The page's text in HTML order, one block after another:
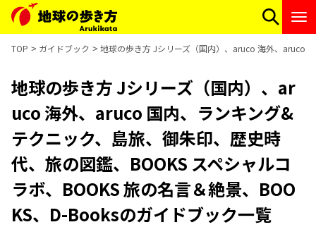
TOP ガイドブック 地球の歩き方 Jシリーズ（国内）、aruco 海外、aruco
地球の歩き方 Jシリーズ（国内）、ar
uco 海外、aruco 国内、ランキング&
テクニック、島旅、御朱印、歴史時
代、旅の図鑑、BOOKS スペシャルコ
ラボ、BOOKS 旅の名言＆絶景、BOO
KS、D-Booksのガイドブック一覧